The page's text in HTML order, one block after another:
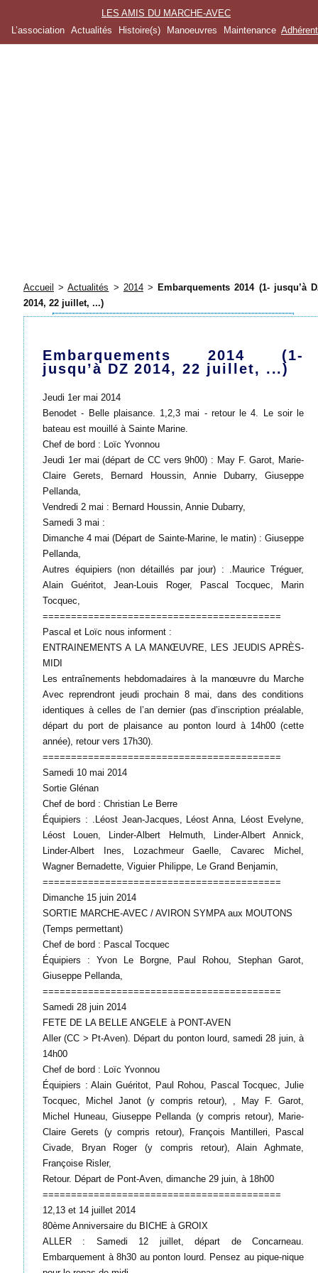
LES AMIS DU MARCHE-AVEC
L’association
Actualités Histoire(s) Manoeuvres Maintenance
Accueil >Actualités > 2014>Embarquements 2014 (1- jusqu’à
2014, 22 juillet, ...)
Embarquements 2014 (1-
jusqu’à DZ 2014, 22 juillet, ...)
Jeudi 1er mai 2014
Benodet - Belle plaisance. 1,2,3 mai - retour le 4. Le soir le
bateau est mouillé à Sainte Marine.
Chef de bord : Loïc Yvonnou
Jeudi 1er mai (départ de CC vers 9h00) : May F. Garot, Marie-
Claire Gerets, Bernard Houssin, Annie Dubarry, Giuseppe
Pellanda,
Vendredi 2 mai : Bernard Houssin, Annie Dubarry,
Samedi 3 mai :
Dimanche 4 mai (Départ de Sainte-Marine, le matin) : Giuseppe
Pellanda,
Autres équipiers (non détaillés par jour) : .Maurice Tréguer,
Alain Guéritot, Jean-Louis Roger, Pascal Tocquec, Marin
Tocquec,
==========================================
Pascal et Loïc nous informent :
ENTRAINEMENTS A LA MANŒUVRE, LES JEUDIS APRÈS-
MIDI
Les entraînements hebdomadaires à la manœuvre du Marche
Avec reprendront jeudi prochain 8 mai, dans des conditions
identiques à celles de l’an dernier (pas d’inscription préalable,
départ du port de plaisance au ponton lourd à 14h00 (cette
année), retour vers 17h30).
==========================================
Samedi 10 mai 2014
Sortie Glénan
Chef de bord : Christian Le Berre
Équipiers : .Léost Jean-Jacques, Léost Anna, Léost Evelyne,
Léost Louen, Linder-Albert Helmuth, Linder-Albert Annick,
Linder-Albert Ines, Lozachmeur Gaelle, Cavarec Michel,
Wagner Bernadette, Viguier Philippe, Le Grand Benjamin,
==========================================
Dimanche 15 juin 2014
SORTIE MARCHE-AVEC / AVIRON SYMPA aux MOUTONS
(Temps permettant)
Chef de bord : Pascal Tocquec
Équipiers : Yvon Le Borgne, Paul Rohou, Stephan Garot,
Giuseppe Pellanda,
==========================================
Samedi 28 juin 2014
FETE DE LA BELLE ANGELE à PONT-AVEN
Aller (CC > Pt-Aven). Départ du ponton lourd, samedi 28 juin, à
14h00
Chef de bord : Loïc Yvonnou
Équipiers : Alain Guéritot, Paul Rohou, Pascal Tocquec, Julie
Tocquec, Michel Janot (y compris retour), , May F. Garot,
Michel Huneau, Giuseppe Pellanda (y compris retour), Marie-
Claire Gerets (y compris retour), François Mantilleri, Pascal
Civade, Bryan Roger (y compris retour), Alain Aghmate,
Françoise Risler,
Retour. Départ de Pont-Aven, dimanche 29 juin, à 18h00
==========================================
12,13 et 14 juillet 2014
80ème Anniversaire du BICHE à GROIX
ALLER : Samedi 12 juillet, départ de Concarneau.
Embarquement à 8h30 au ponton lourd. Pensez au pique-nique